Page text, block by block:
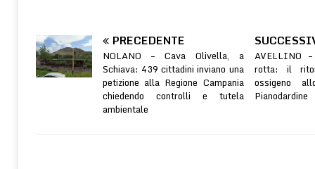
PRECEDENTE
NOLANO – Cava Olivella, a
Schiava: 439 cittadini inviano una
petizione alla Regione Campania
chiedendo controlli e tutela
ambientale
AVELLINO
rotta: il
ossigeno
Pianodardine